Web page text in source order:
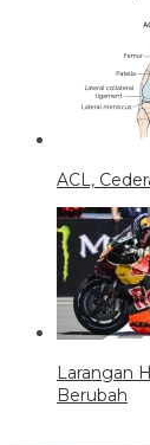
ACL,
Larangan
Berubah